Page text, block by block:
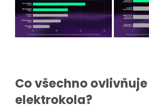
Co všechno
elektrokola?